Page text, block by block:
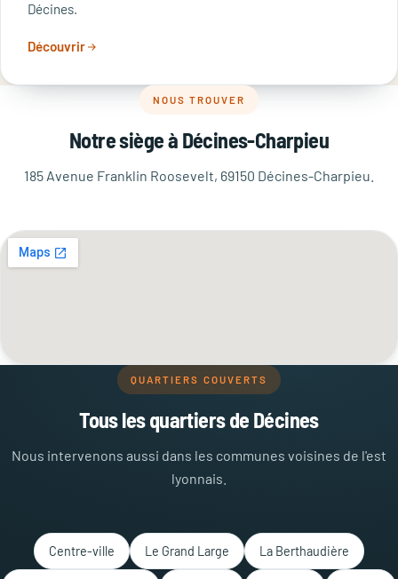
Décines.
Découvrir
NOUS TROUVER
Notre siège à Décines-Charpieu
185 Avenue Franklin Roosevelt, 69150 Décines-Charpieu.
QUARTIERS COUVERTS
Tous les quartiers de Décines
Nous intervenons aussi dans les communes voisines de l'est
lyonnais.
Centre-ville Le Grand Large La Berthaudière